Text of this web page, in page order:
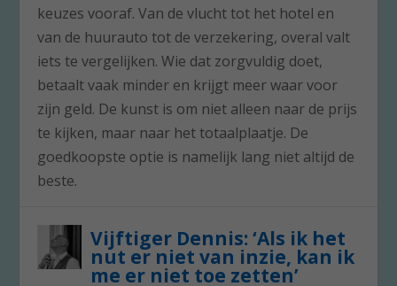
keuzes vooraf. Van de vlucht tot het hotel en
van de huurauto tot de verzekering, overal valt
iets te vergelijken. Wie dat zorgvuldig doet,
betaalt vaak minder en krijgt meer waar voor
zijn geld. De kunst is om niet alleen naar de prijs
te kijken, maar naar het totaalplaatje. De
goedkoopste optie is namelijk lang niet altijd de
beste.
Vijftiger Dennis: ‘Als ik het
nut er niet van inzie, kan ik
me er niet toe zetten’